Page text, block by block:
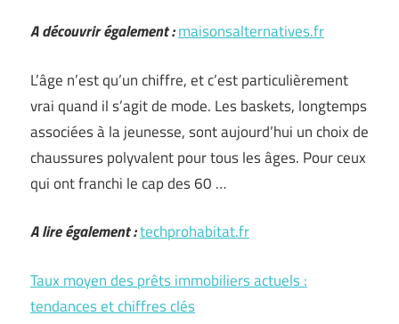
A découvrir également :maisonsalternatives.fr
L’âge n’est qu’un chiffre, et c’est particulièrement
vrai quand il s’agit de mode. Les baskets, longtemps
associées à la jeunesse, sont aujourd’hui un choix de
chaussures polyvalent pour tous les âges. Pour ceux
qui ont franchi le cap des 60 …
A lire également :techprohabitat.fr
Taux moyen des prêts immobiliers actuels :
tendances et chiffres clés